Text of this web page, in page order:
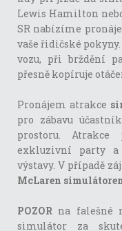
Lewis Hamilton
SR nabízíme
vaše řidičské
vozu, při brždění
přesně kopíruje
Pronájem atrakce
pro zábavu
prostoru.
exkluzivní party a
výstavy. V případě
McLaren
POZOR na falešné
simulátor za